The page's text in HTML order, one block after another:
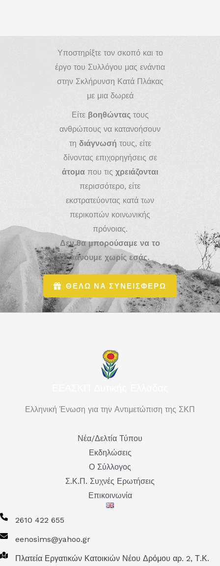
Υποστηρίξτε τον σκοπό και το
έργο του Συλλόγου μας ενάντια
στην Σκλήρυνση Κατά Πλάκας
με μια δωρεά
Είτε βοηθώνταςτους
ανθρώπους να κατανοήσουν
τη διάγνωσή τους, είτε
δίνοντας επιχορηγήσεις σε
άτομα που τις χρειάζονται
περισσότερο, είτε
εκστρατεύοντας κατά των
περικοπών κοινωνικής
πρόνοιας.
Δεν θα μπορούσαμε να το
κάνουμε χωρίς εσάς.
ΘΕΛΩ ΝΑ ΣΥΝΕΙΣΦΕΡΩ
Ελληνική Ένωση για την Αντιμετώπιση της ΣΚΠ
Νέα/Δελτία Τύπου
Εκδηλώσεις
Ο Σύλλογος
Σ.Κ.Π. Συχνές Ερωτήσεις
Επικοινωνία
2610 422 655
eenosims@yahoo.gr
Πλατεία Εργατικών Κατοικιών Νέου Δρόμου αρ. 2, Τ.Κ.